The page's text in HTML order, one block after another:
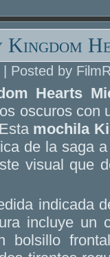
| Posted by
Hearts
oscuros con
mochila
de la saga
visual que
indicada
incluye un
bolsillo